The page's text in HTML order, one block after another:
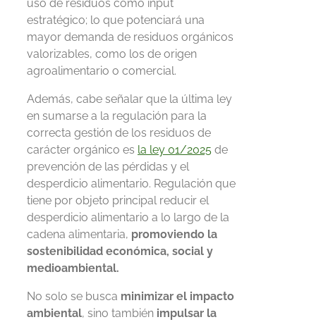
uso de residuos como input
estratégico; lo que potenciará una
mayor demanda de residuos orgánicos
valorizables, como los de origen
agroalimentario o comercial.
Además, cabe señalar que la última ley
en sumarse a la regulación para la
correcta gestión de los residuos de
carácter orgánico es la ley 01/2025 de
prevención de las pérdidas y el
desperdicio alimentario. Regulación que
tiene por objeto principal reducir el
desperdicio alimentario a lo largo de la
cadena alimentaria, promoviendo la
sostenibilidad económica, social y
medioambiental.
No solo se busca minimizar el impacto
ambiental, sino también impulsar la